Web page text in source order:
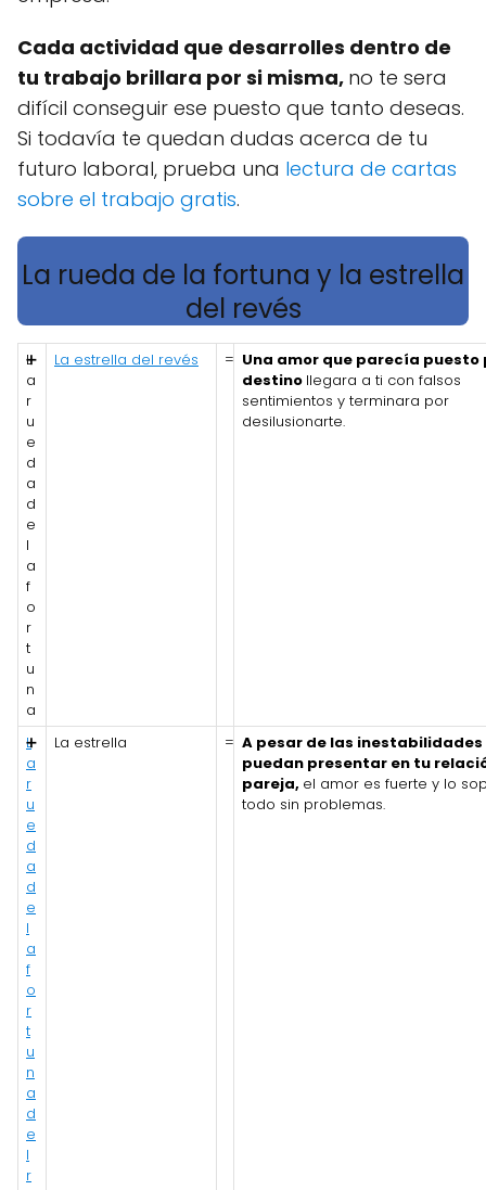
Cada actividad que desarrolles dentro de
tu trabajo brillara por si misma, no te sera
difícil conseguir ese puesto que tanto deseas.
Si todavía te quedan dudas acerca de tu
futuro laboral, prueba una lectura de cartas
sobre el trabajo gratis.
La rueda de la fortuna y la estrella
del revés
L
a
r
u
e
d
a
d
e
l
a
f
o
r
t
u
n
a
➕ La estrella del revés = Una amor que parecía puesto
destino llegara a ti con falsos
sentimientos y terminara por
desilusionarte.
L
a
r
u
e
d
a
d
e
l
a
f
o
r
t
u
n
a
d
e
l
r
➕ La estrella = A pesar de las inestabilidades
puedan presentar en tu
pareja, el amor es fuerte y lo
todo sin problemas.